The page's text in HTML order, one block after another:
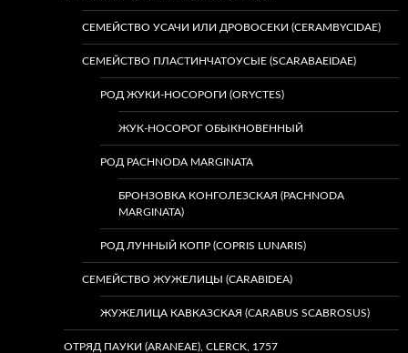
СЕМЕЙСТВО УСАЧИ ИЛИ ДРОВОСЕКИ (CERAMBYCIDAE)
СЕМЕЙСТВО ПЛАСТИНЧАТОУСЫЕ (SCARABAEIDAE)
РОД ЖУКИ-НОСОРОГИ (ORYCTES)
ЖУК-НОСОРОГ ОБЫКНОВЕННЫЙ
РОД PACHNODA MARGINATA
БРОНЗОВКА КОНГОЛЕЗСКАЯ (PACHNODA
MARGINATA)
РОД ЛУННЫЙ КОПР (COPRIS LUNARIS)
СЕМЕЙСТВО ЖУЖЕЛИЦЫ (CARABIDEA)
ЖУЖЕЛИЦА КАВКАЗСКАЯ (CARABUS SCABROSUS)
ОТРЯД ПАУКИ (ARANEAE), CLERCK, 1757